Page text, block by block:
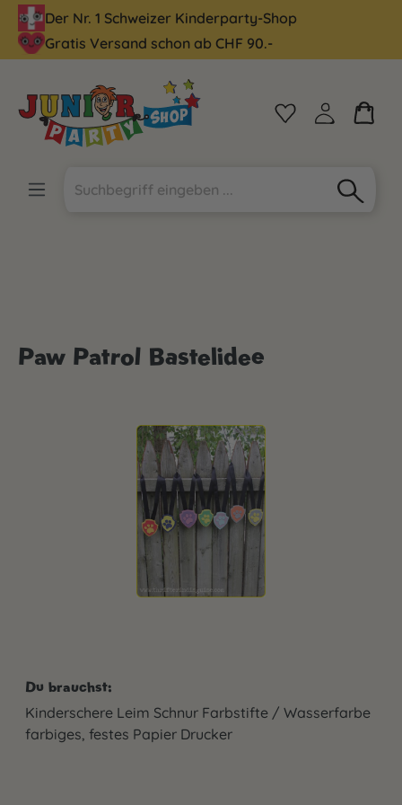
springen
Der Nr. 1 Schweizer Kinderparty-Shop
Gratis Versand schon ab CHF 90.-
Paw Patrol Bastelidee
Du brauchst:
Kinderschere Leim Schnur Farbstifte / Wasserfarbe
farbiges, festes Papier Drucker